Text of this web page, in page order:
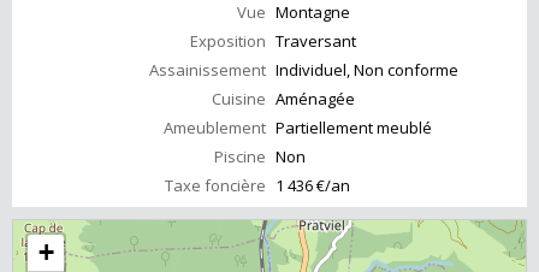
Vue Montagne
Exposition Traversant
Assainissement Individuel, Non conforme
Cuisine Aménagée
Ameublement Partiellement meublé
Piscine Non
Taxe foncière 1 436 €/an
+